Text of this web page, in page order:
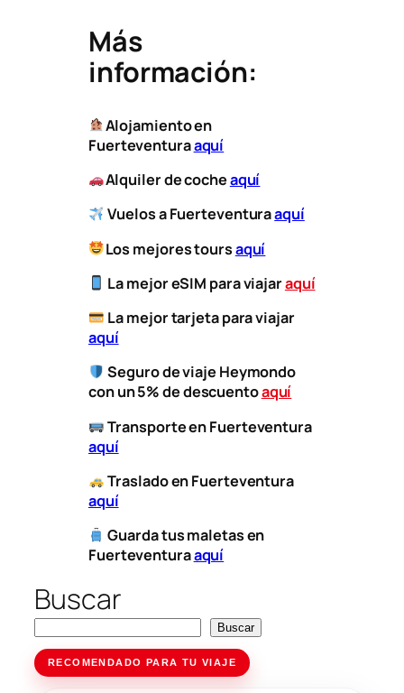
Más
información:
Alojamiento en
Fuerteventuraaquí
Alquiler de cocheaquí
Vuelos aFuerteventuraaquí
Los mejores toursaquí
La mejor eSIM para viajaraquí
La mejor tarjeta para viajar
aquí
Seguro de viaje Heymondo
con un 5% de descuentoaquí
​Transporteen Fuerteventura
aquí
​Traslado en Fuerteventura
aquí
Guarda tus maletas en
Fuerteventuraaquí
Buscar
Buscar
RECOMENDADO PARA TU VIAJE